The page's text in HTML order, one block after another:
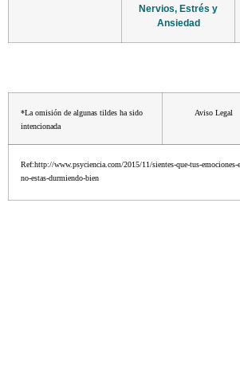
Nervios, Estrés y
Ansiedad
*La omisión de algunas tildes ha sido
intencionada
Aviso Legal
Ref:http://www.psyciencia.com/2015/11/sientes-que-tus-emociones-
no-estas-durmiendo-bien